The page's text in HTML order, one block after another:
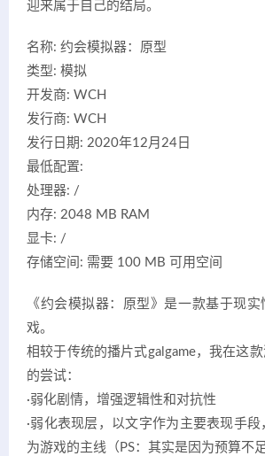
迎来属于自己的结局。
名称: 约会模拟器：原型
类型: 模拟
开发商: WCH
发行商: WCH
发行日期: 2020年12月24日
最低配置:
处理器: /
内存: 2048 MB RAM
显卡: /
存储空间: 需要 100 MB 可用空间
《约会模拟器：原型》是一款基于现
戏。
相较于传统的播片式galgame，我在这
的尝试：
·弱化剧情，增强逻辑性和对抗性
·弱化表现层，以文字作为主要表现手段
为游戏的主线（PS：其实是因为预算不